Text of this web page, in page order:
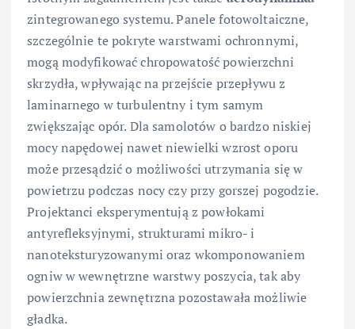
zintegrowanego systemu. Panele fotowoltaiczne,
szczególnie te pokryte warstwami ochronnymi,
mogą modyfikować chropowatość powierzchni
skrzydła, wpływając na przejście przepływu z
laminarnego w turbulentny i tym samym
zwiększając opór. Dla samolotów o bardzo niskiej
mocy napędowej nawet niewielki wzrost oporu
może przesądzić o możliwości utrzymania się w
powietrzu podczas nocy czy przy gorszej pogodzie.
Projektanci eksperymentują z powłokami
antyrefleksyjnymi, strukturami mikro- i
nanoteksturyzowanymi oraz wkomponowaniem
ogniw w wewnętrzne warstwy poszycia, tak aby
powierzchnia zewnętrzna pozostawała możliwie
gładka.